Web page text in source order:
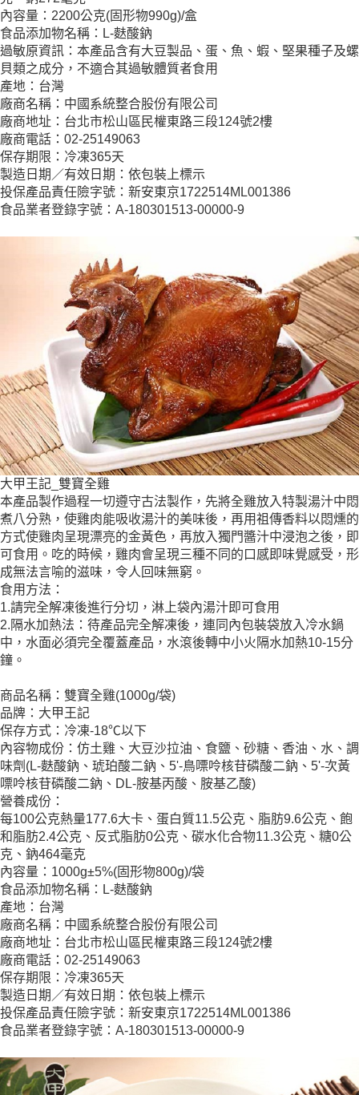
內容量：2200公克(固形物990g)/盒
食品添加物名稱：L-麩酸鈉
過敏原資訊：本產品含有大豆製品、蛋、魚、蝦、堅果種子及螺
貝類之成分，不適合其過敏體質者食用
產地：台灣
廠商名稱：中國系統整合股份有限公司
廠商地址：台北市松山區民權東路三段124號2樓
廠商電話：02-25149063
保存期限：冷凍365天
製造日期／有效日期：依包裝上標示
投保產品責任險字號：新安東京1722514ML001386
食品業者登錄字號：A-180301513-00000-9
大甲王記_雙寶全雞
本產品製作過程一切遵守古法製作，先將全雞放入特製湯汁中悶
煮八分熟，使雞肉能吸收湯汁的美味後，再用祖傳香料以悶燻的
方式使雞肉呈現漂亮的金黃色，再放入獨門醬汁中浸泡之後，即
可食用。吃的時候，雞肉會呈現三種不同的口感即味覺感受，形
成無法言喻的滋味，令人回味無窮。
食用方法：
1.請完全解凍後進行分切，淋上袋內湯汁即可食用
2.隔水加熱法：待產品完全解凍後，連同內包裝袋放入冷水鍋
中，水面必須完全覆蓋產品，水滾後轉中小火隔水加熱10-15分
鐘。
商品名稱：雙寶全雞(1000g/袋)
品牌：大甲王記
保存方式：冷凍-18℃以下
內容物成份：仿土雞、大豆沙拉油、食鹽、砂糖、香油、水、調
味劑(L-麩酸鈉、琥珀酸二鈉、5'-鳥嘌呤核苷磷酸二鈉、5'-次黃
嘌呤核苷磷酸二鈉、DL-胺基丙酸、胺基乙酸)
營養成份：
每100公克熱量177.6大卡、蛋白質11.5公克、脂肪9.6公克、飽
和脂肪2.4公克、反式脂肪0公克、碳水化合物11.3公克、糖0公
克、鈉464毫克
內容量：1000g±5%(固形物800g)/袋
食品添加物名稱：L-麩酸鈉
產地：台灣
廠商名稱：中國系統整合股份有限公司
廠商地址：台北市松山區民權東路三段124號2樓
廠商電話：02-25149063
保存期限：冷凍365天
製造日期／有效日期：依包裝上標示
投保產品責任險字號：新安東京1722514ML001386
食品業者登錄字號：A-180301513-00000-9